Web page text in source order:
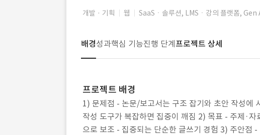
개발 · 기획 웹 SaaSㆍ솔루션, LMSㆍ강의 플랫폼, Gen
배경성과핵심 기능진행 단계 프로젝트 상세
프로젝트 배경
1) 문제점 - 논문/보고서는 구조 잡기와 초안 작성에
작성 도구가 복잡하면 집중이 깨짐 2) 목표 - 주제·
으로 보조 - 집중되는 단순한 글쓰기 경험 3) 주안점